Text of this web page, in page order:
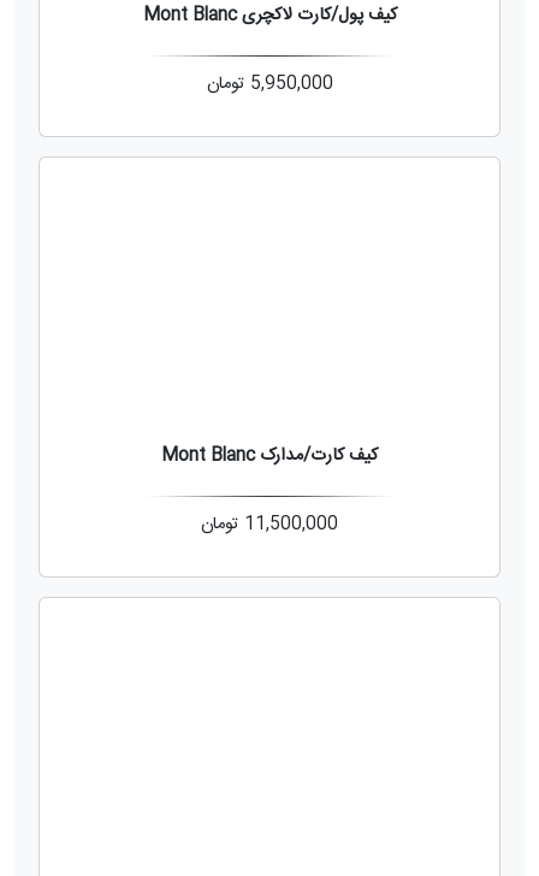
کیف پول/کارت لاکچری Mont Blanc
5,950,000 تومان
کیف کارت/مدارک Mont Blanc
11,500,000 تومان